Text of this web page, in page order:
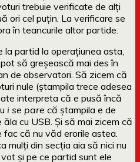
trebuie verificate de alți
ori cel puțin. La verificare se
în teancurile altor partide.
partid la operațiunea asta,
să greșească mai des în
de observatori. Să zicem că
nule (ștampila trece adesea
interpreta că e pusă încă
i se pare că ștampila e de
cu USB. Și să mai zicem că
că nu văd erorile astea.
mulți din secția aia să nici nu
și pe ce partid sunt ele